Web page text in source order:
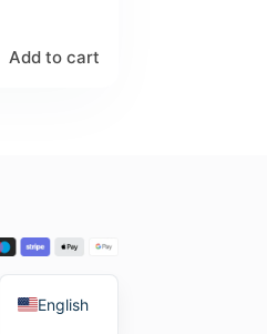
Add to cart
English